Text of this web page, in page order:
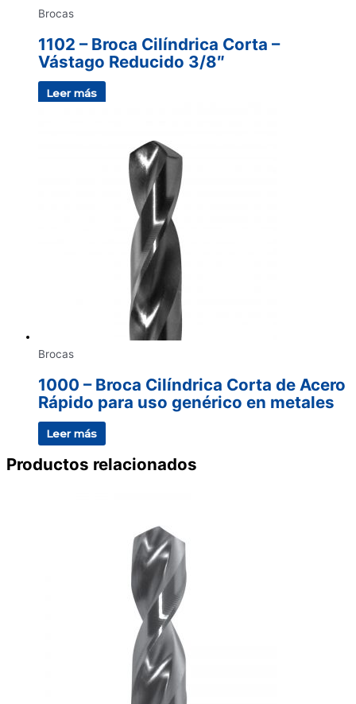
Brocas
1102 – Broca Cilíndrica Corta –
Vástago Reducido 3/8″
Leer más
Brocas
1000 – Broca Cilíndrica Corta de Acero
Rápido para uso genérico en metales
Leer más
Productos relacionados